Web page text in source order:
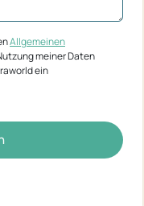
Allgemeinen
meiner Daten
ein